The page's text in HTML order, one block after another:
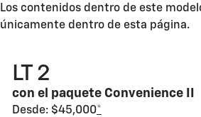
Los contenidos dentro de este
únicamente dentro de esta página.
LT 2
con el paquete Convenience II
Desde: $45,000*